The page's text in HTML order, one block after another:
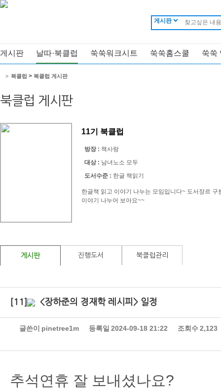
게시판 날따·북클럽 쑥쑥워크시트 쑥쑥홈스쿨 쑥쑥
북클럽 게시판
> 북클럽 > 북클럽 게시판
11기 북클럽
방장 : 책사랑
대상 : 남녀노소 모두
도서수준 : 한글 책읽기
한글책 읽고 이야기 나누는 모임입니다~ 도서장르
이야기 나누어 보아요~~
게시판 진행도서 북클럽관리
[11] <장하준의 경재학 레시피> 일정
글쓴이 pinetree1m 등록일 2024-09-18 21:22 조회수2,123
추석연휴 잘 보내셨나요?